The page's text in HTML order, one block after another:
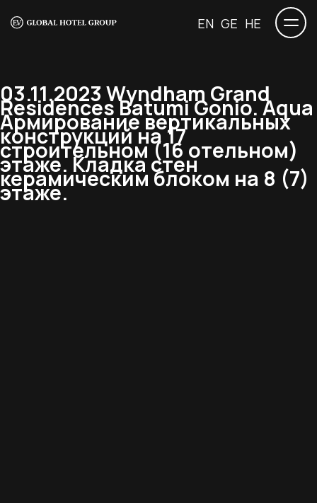
EN GE HE
03.11.2023 Wyndham Grand
Residences Batumi Gonio. Aqua
Армирование вертикальных
конструкций на 17
строительном (16 отельном)
этаже. Кладка стен
керамическим блоком на 8 (7)
этаже.